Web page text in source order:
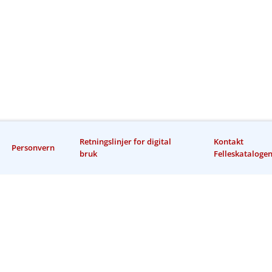
Personvern
Retningslinjer for digital
bruk
Kontakt
Felleskatalogen